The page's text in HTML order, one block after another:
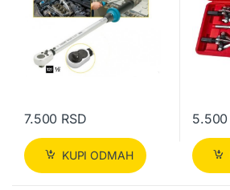
7.500 RSD
KUPI ODMAH
5.500